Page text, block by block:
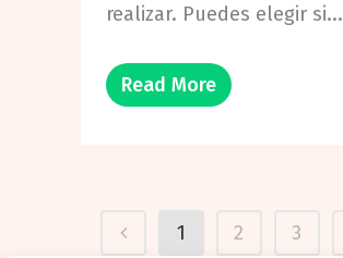
realizar. Puedes elegir si...
Read More
1 2 3